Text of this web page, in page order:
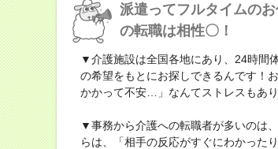
派遣ってフルタイムの
の転職は相性〇！
▼介護施設は全国各地にあり、24時間
の希望をもとにお探しできるんです！
かかって不安…」なんてストレスもあり
▼事務から介護への転職者が多いのは
らは、「相手の反応がすぐにわかった